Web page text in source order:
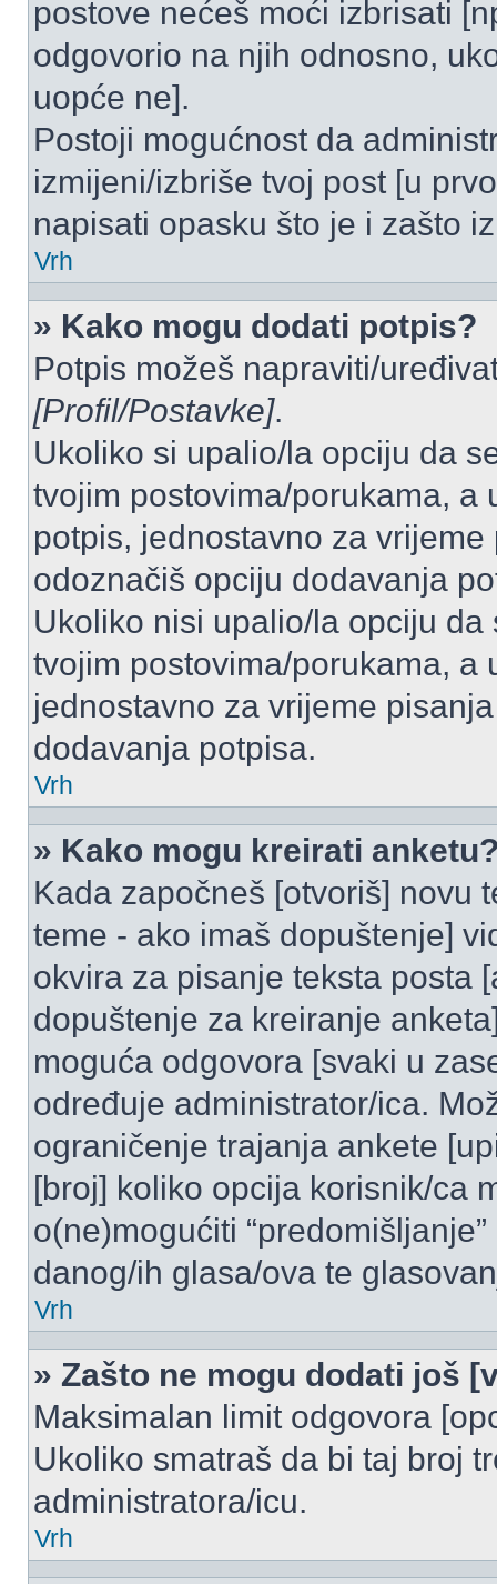
postove nećeš moći izbrisati
odgovorio na njih odnosno,
uopće ne].
Postoji mogućnost da
izmijeni/izbriše tvoj post [u
napisati opasku što je i zašto
Vrh
» Kako mogu dodati potpis?
Potpis možeš napraviti/
[Profil/Postavke].
Ukoliko si upalio/la opciju da
tvojim postovima/porukama, a
potpis, jednostavno za
odoznačiš opciju dodavanja
Ukoliko nisi upalio/la opciju
tvojim postovima/porukama, a
jednostavno za vrijeme
dodavanja potpisa.
Vrh
» Kako mogu kreirati
Kada započneš [otvoriš] novu
teme - ako imaš dopuštenje]
okvira za pisanje teksta posta
dopuštenje za kreiranje
moguća odgovora [svaki u
određuje administrator/ica.
ograničenje trajanja ankete
[broj] koliko opcija korisnik/ca
o(ne)mogućiti
danog/ih glasa/ova te
Vrh
» Zašto ne mogu dodati još
Maksimalan limit odgovora
Ukoliko smatraš da bi taj broj
administratora/icu.
Vrh